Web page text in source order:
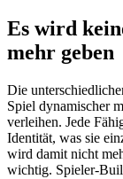
Es wird
mehr geben
Die
Spiel dynamischer
verleihen. Jede
Identität, was sie
wird damit nicht
wichtig. Spieler-